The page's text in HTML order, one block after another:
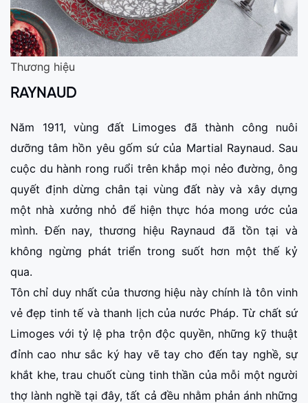
Thương hiệu
RAYNAUD
Năm 1911, vùng đất Limoges đã thành công nuôi
dưỡng tâm hồn yêu gốm sứ của Martial Raynaud. Sau
cuộc du hành rong ruổi trên khắp mọi nẻo đường, ông
quyết định dừng chân tại vùng đất này và xây dựng
một nhà xưởng nhỏ để hiện thực hóa mong ước của
mình. Đến nay, thương hiệu Raynaud đã tồn tại và
không ngừng phát triển trong suốt hơn một thế kỷ
qua.
Tôn chỉ duy nhất của thương hiệu này chính là tôn vinh
vẻ đẹp tinh tế và thanh lịch của nước Pháp. Từ chất sứ
Limoges với tỷ lệ pha trộn độc quyền, những kỹ thuật
đỉnh cao như sắc ký hay vẽ tay cho đến tay nghề, sự
khắt khe, trau chuốt cùng tinh thần của mỗi một người
thợ lành nghề tại đây, tất cả đều nhằm phản ánh những